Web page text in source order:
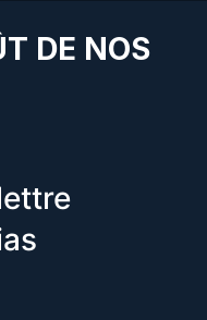
DE NOS